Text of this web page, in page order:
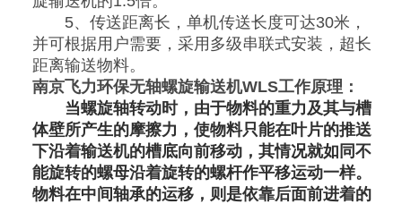
5、传送距离长，单机传送长度可达30米，
并可根据用户需要，采用多级串联式安装，超长
距离输送物料。
南京飞力环保无轴螺旋输送机WLS工作原理：
当螺旋轴转动时，由于物料的重力及其与槽
体壁所产生的摩擦力，使物料只能在叶片的推送
下沿着输送机的槽底向前移动，其情况就如同不
能旋转的螺母沿着旋转的螺杆作平移运动一样。
物料在中间轴承的运移，则是依靠后面前进着的